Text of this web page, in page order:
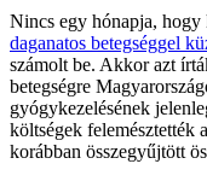
Nincs egy hónapja,
daganatos betegséggel
számolt be. Akkor azt
betegségre
gyógykezelésének
költségek felemésztették
korábban összegyűjtött